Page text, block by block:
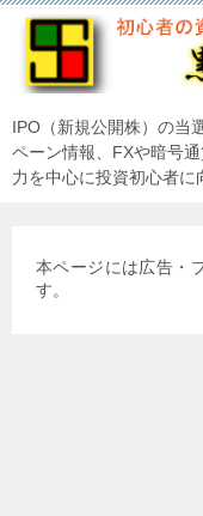
IPO（新規公開株）の当
ペーン情報、FXや暗号
力を中心に投資初心者
本ページには広告・
す。